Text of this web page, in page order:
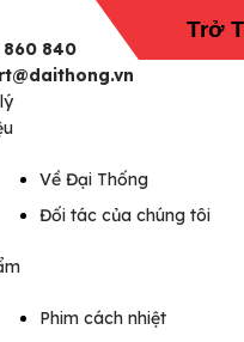
860 840
Về Đại Thống
Đối tác của chúng tôi
Phim cách nhiệt
Trở